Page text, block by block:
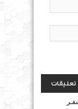
تعليقات